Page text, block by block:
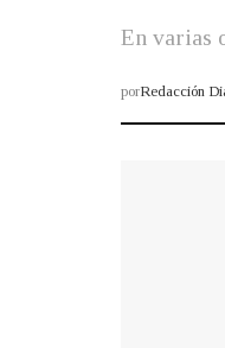
En varias
porRedacción